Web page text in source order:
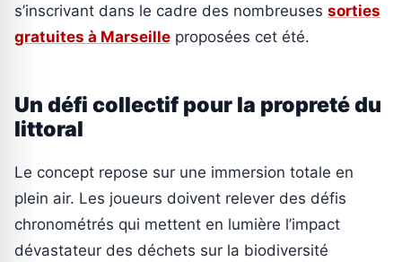
s’inscrivant dans le cadre des nombreuses sorties
gratuites à Marseille proposées cet été.
Un défi collectif pour la propreté du
littoral
Le concept repose sur une immersion totale en
plein air. Les joueurs doivent relever des défis
chronométrés qui mettent en lumière l’impact
dévastateur des déchets sur la biodiversité